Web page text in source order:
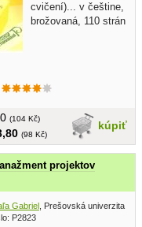
cvičení)... v češtine,
brožovaná, 110 strán
kúpiť
(104 Kč)
(98 Kč)
projektov
Gabriel , Prešovská univerzita 2015
P2823